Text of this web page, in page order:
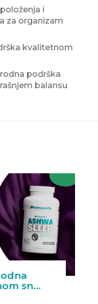
i
za organizam
kvalitetnom
podrška
balansu
sn...